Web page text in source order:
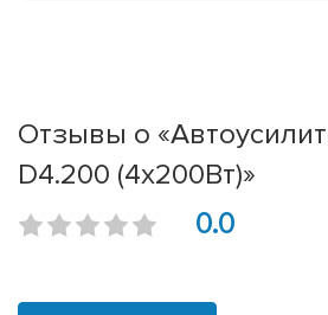
Отзывы о
D4.200 (4x200Вт)»
0.0